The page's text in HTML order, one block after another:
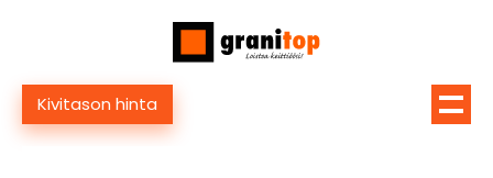
Kivitason hinta